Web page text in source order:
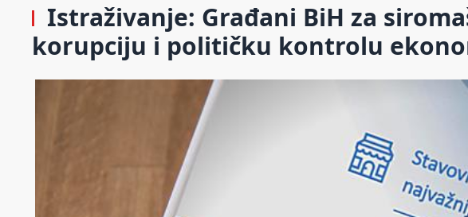
Istraživanje: Građani BiH za
korupciju i političku kontrolu